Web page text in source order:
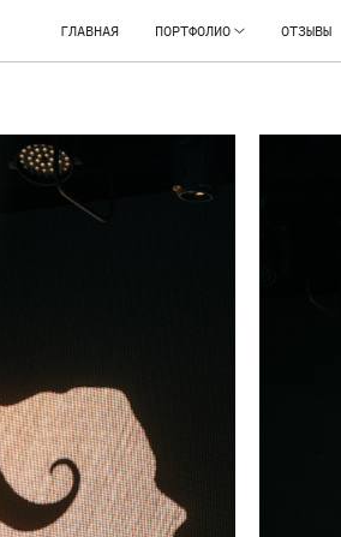
ГЛАВНАЯ ПОРТФОЛИО ОТЗЫВЫ